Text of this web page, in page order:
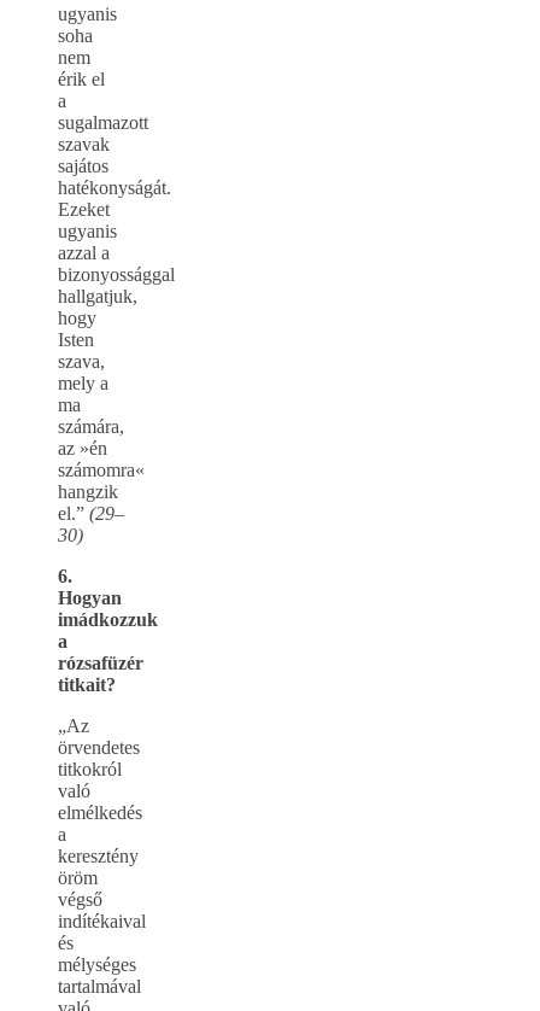
ugyanis
soha
nem
érik el
a
sugalmazott
szavak
sajátos
hatékonyságát.
Ezeket
ugyanis
azzal a
bizonyossággal
hallgatjuk,
hogy
Isten
szava,
mely a
ma
számára,
az »én
számomra«
hangzik
el.” (29–
30)
6.
Hogyan
imádkozzuk
a
rózsafüzér
titkait?
„Az
örvendetes
titkokról
való
elmélkedés
a
keresztény
öröm
végső
indítékaival
és
mélységes
tartalmával